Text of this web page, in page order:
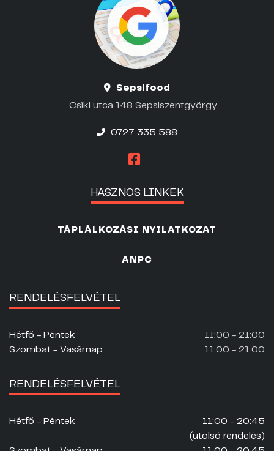
Sepsifood
Csíki utca 148 Sepsiszentgyörgy
0727 335 588
HASZNOS LINKEK
TÁPLÁLKOZÁSI NYILATKOZAT
ANPC
RENDELÉSFELVÉTEL
Hétfő - Péntek
11:00 - 21:00
Szombat - Vasárnap
11:00 - 21:00
RENDELÉSFELVÉTEL
Hétfő - Péntek
11:00 - 20:45
(utolsó rendelés)